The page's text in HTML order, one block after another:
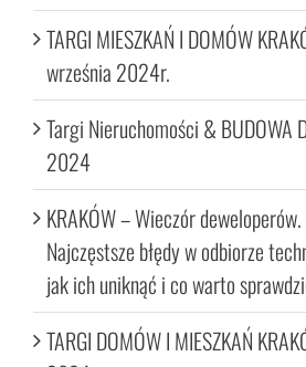
TARGI MIESZKAŃ I DOMÓW
września 2024r.
Targi Nieruchomości & BUDOWA
2024
KRAKÓW – Wieczór
Najczęstsze błędy w odbiorze
jak ich uniknąć i co warto
TARGI DOMÓW I MIESZKAŃ